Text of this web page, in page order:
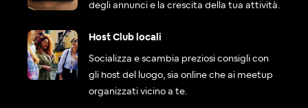
degli annunci e la crescita della tua attività.
Host Club locali
Socializza e scambia preziosi consigli con
gli host del luogo, sia online che ai meetup
organizzati vicino a te.